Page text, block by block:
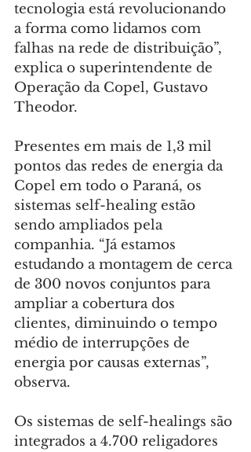
tecnologia está revolucionando
a forma como lidamos com
falhas na rede de distribuição”,
explica o superintendente de
Operação da Copel, Gustavo
Theodor.
Presentes em mais de 1,3 mil
pontos das redes de energia da
Copel em todo o Paraná, os
sistemas self-healing estão
sendo ampliados pela
companhia. “Já estamos
estudando a montagem de cerca
de 300 novos conjuntos para
ampliar a cobertura dos
clientes, diminuindo o tempo
médio de interrupções de
energia por causas externas”,
observa.
Os sistemas de self-healings são
integrados a 4.700 religadores